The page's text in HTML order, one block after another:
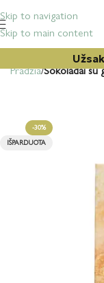
Skip to navigation
Skip to main content
Pradžia Šokoladai su
-30%
IŠPARDUOTA